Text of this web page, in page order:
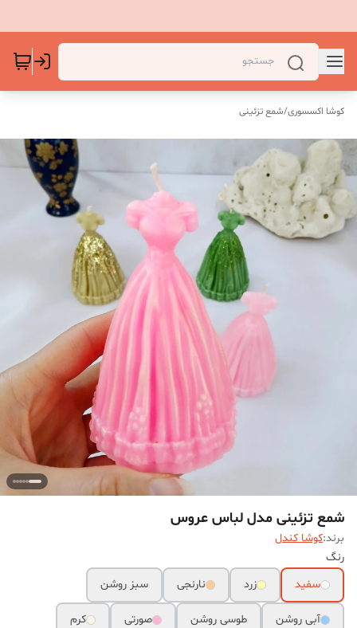
کوشا اکسسوری/شمع تزئینی
شمع تزئینی مدل لباس عروس
برند:کوشا کندل
رنگ
سفید
زرد نارنجی سبز روشن
آبی روشن طوسی روشن صورتی کرم